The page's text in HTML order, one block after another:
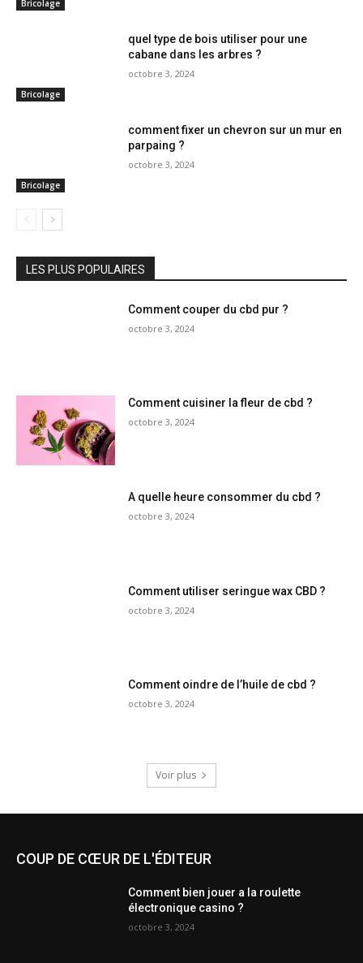
Bricolage
Bricolage
quel type de bois utiliser pour une
cabane dans les arbres ?
octobre 3, 2024
Bricolage
comment fixer un chevron sur un mur en
parpaing ?
octobre 3, 2024
LES PLUS POPULAIRES
Comment couper du cbd pur ?
octobre 3, 2024
Comment cuisiner la fleur de cbd ?
octobre 3, 2024
A quelle heure consommer du cbd ?
octobre 3, 2024
Comment utiliser seringue wax CBD ?
octobre 3, 2024
Comment oindre de l’huile de cbd ?
octobre 3, 2024
Voir plus
COUP DE CŒUR DE L'ÉDITEUR
Comment bien jouer a la roulette
électronique casino ?
octobre 3, 2024